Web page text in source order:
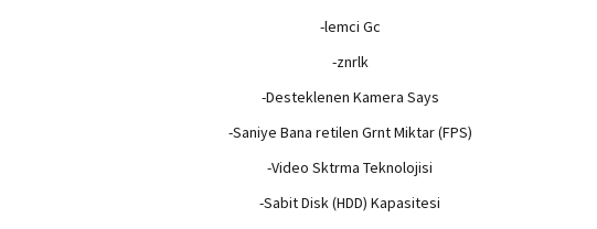
-lemci Gc
-znrlk
-Desteklenen Kamera Says
-Saniye Bana retilen Grnt Miktar (FPS)
-Video Sktrma Teknolojisi
-Sabit Disk (HDD) Kapasitesi